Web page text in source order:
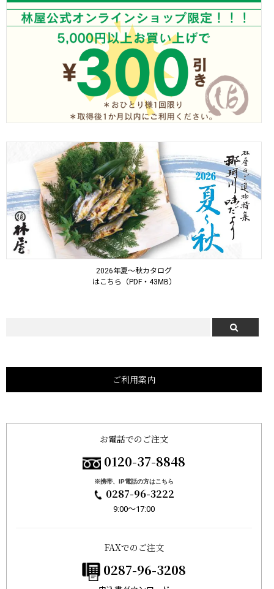
2026年夏～秋カタログ
はこちら（PDF・43MB）
ご利用案内
お電話でのご注文
0120-37-8848
※携帯、IP電話の方はこちら
0287-96-3222
9:00〜17:00
FAXでのご注文
0287-96-3208